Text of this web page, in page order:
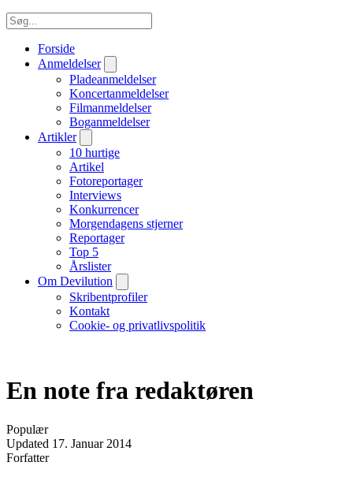
Forside
Anmeldelser
Pladeanmeldelser
Koncertanmeldelser
Filmanmeldelser
Boganmeldelser
Artikler
10 hurtige
Artikel
Fotoreportager
Interviews
Konkurrencer
Morgendagens stjerner
Reportager
Top 5
Årslister
Om Devilution
Skribentprofiler
Kontakt
Cookie- og privatlivspolitik
En note fra redaktøren
Populær
Updated 17. Januar 2014
Forfatter